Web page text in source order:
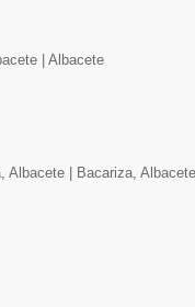
| Albacete
Albacete | Bacariza, Albacete